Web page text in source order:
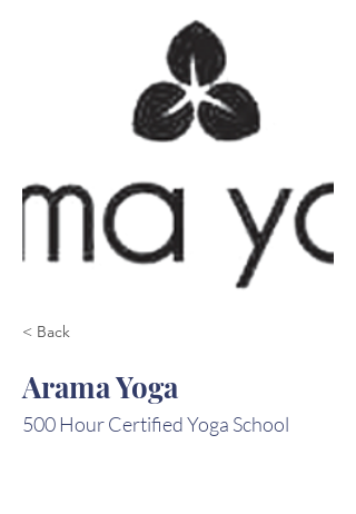
< Back
Arama Yoga
500 Hour Certified Yoga School